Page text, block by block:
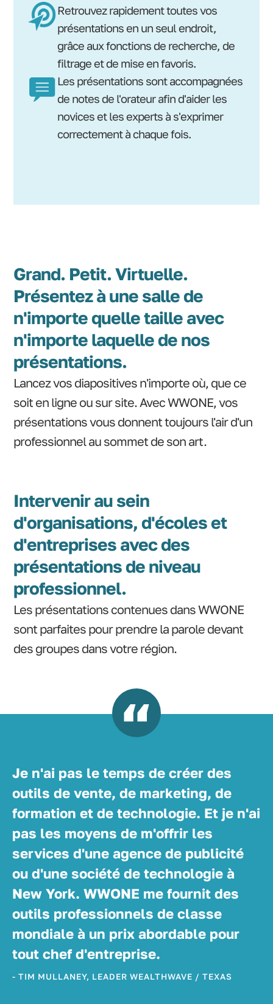
Retrouvez rapidement toutes vos
présentations en un seul endroit,
grâce aux fonctions de recherche, de
filtrage et de mise en favoris.
Les présentations sont accompagnées
de notes de l'orateur afin d'aider les
novices et les experts à s'exprimer
correctement à chaque fois.
Grand. Petit. Virtuelle.
Présentez à une salle de
n'importe quelle taille avec
n'importe laquelle de nos
présentations.
Lancez vos diapositives n'importe où, que ce
soit en ligne ou sur site. Avec WWONE, vos
présentations vous donnent toujours l'air d'un
professionnel au sommet de son art.
Intervenir au sein
d'organisations, d'écoles et
d'entreprises avec des
présentations de niveau
professionnel.
Les présentations contenues dans WWONE
sont parfaites pour prendre la parole devant
des groupes dans votre région.
Je n'ai pas le temps de créer des
outils de vente, de marketing, de
formation et de technologie. Et je n'ai
pas les moyens de m'offrir les
services d'une agence de publicité
ou d'une société de technologie à
New York. WWONE me fournit des
outils professionnels de classe
mondiale à un prix abordable pour
tout chef d'entreprise.
- TIM MULLANEY, LEADER WEALTHWAVE / TEXAS